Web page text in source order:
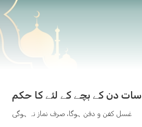
سات دن کے بچے کے لئے کا حکم
غسل کفن و دفن ہوگا، صرف نماز نہ ہوگی